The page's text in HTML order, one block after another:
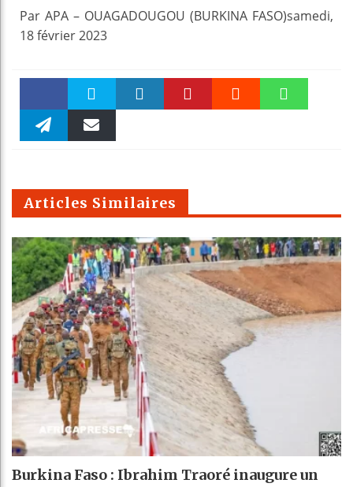
Par APA – OUAGADOUGOU (BURKINA FASO)samedi,
18 février 2023
Faceboo Twitter
m
Articles Similaires
Burkina Faso : Ibrahim Traoré inaugure un